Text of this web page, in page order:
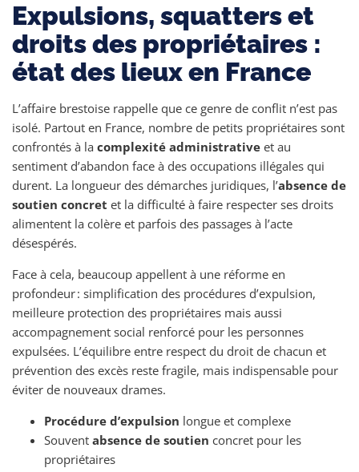
Expulsions, squatters et
droits des propriétaires :
état des lieux en France
L’affaire brestoise rappelle que ce genre de conflit n’est pas
isolé. Partout en France, nombre de petits propriétaires sont
confrontés à la complexité administrative et au
sentiment d’abandon face à des occupations illégales qui
durent. La longueur des démarches juridiques, l’absence de
soutien concret et la difficulté à faire respecter ses droits
alimentent la colère et parfois des passages à l’acte
désespérés.
Face à cela, beaucoup appellent à une réforme en
profondeur : simplification des procédures d’expulsion,
meilleure protection des propriétaires mais aussi
accompagnement social renforcé pour les personnes
expulsées. L’équilibre entre respect du droit de chacun et
prévention des excès reste fragile, mais indispensable pour
éviter de nouveaux drames.
Procédure d’expulsion longue et complexe
Souvent absence de soutien concret pour les
propriétaires